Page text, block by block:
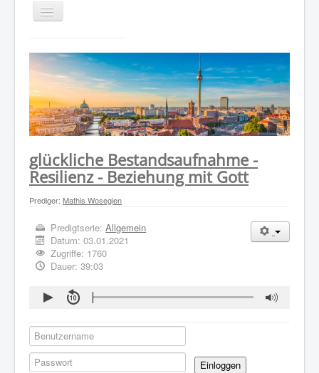
WER WIR SIND
GOTTESDIENST
PREDIGTEN
KONTAKT
glückliche Bestandsaufnahme -
Resilienz - Beziehung mit Gott
Prediger: Mathis Wosegien
Predigtserie:Allgemein
Datum:03.01.2021
Zugriffe: 1760
Dauer: 39:03
Einloggen